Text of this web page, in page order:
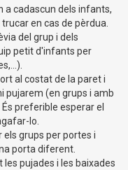
a cadascun dels infants,
en cas de pèrdua.
del grup i dels
petit d'infants per
al costat de la paret i
pujarem (en grups i amb
preferible esperar el
lo.
grups per portes i
porta diferent.
pujades i les baixades